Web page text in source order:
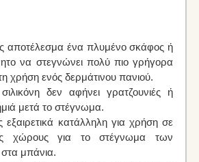
αποτέλεσμα ένα πλυμένο σκάφος ή
να στεγνώνει πολύ πιο γρήγορα
χρήση ενός δερμάτινου πανιού.
δεν αφήνει γρατζουνιές ή
μετά το στέγνωμα.
εξαιρετικά κατάλληλη για χρήση σε
χώρους για το στέγνωμα των
μπάνια.